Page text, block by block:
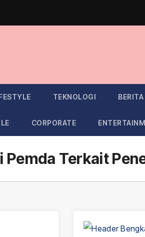
TEKNOLOGI BERITA
CORPORATE
Terkait